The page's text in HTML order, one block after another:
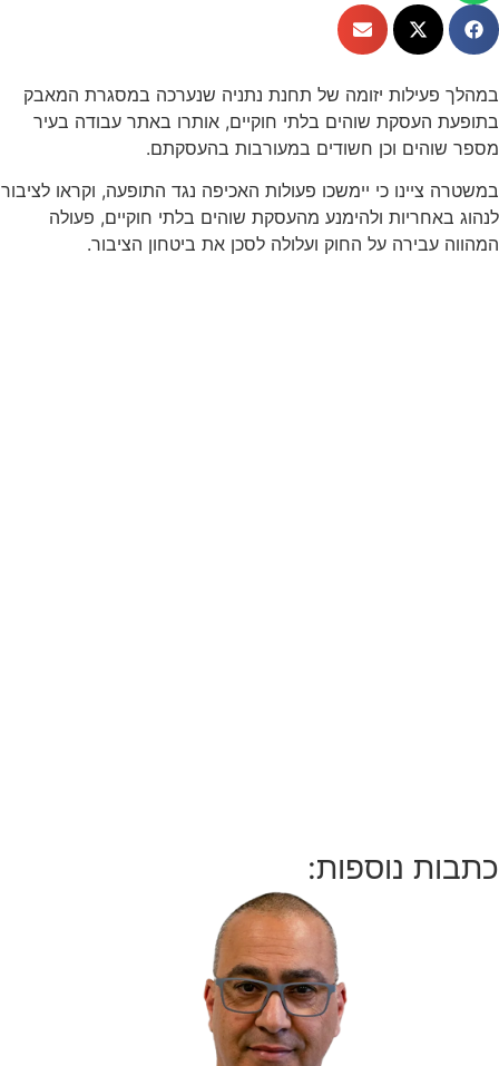
במהלך פעילות יזומה של תחנת נתניה שנערכה במסגרת המאבק
בתופעת העסקת שוהים בלתי חוקיים, אותרו באתר עבודה בעיר
מספר שוהים וכן חשודים במעורבות בהעסקתם.
במשטרה ציינו כי יימשכו פעולות האכיפה נגד התופעה, וקראו לציבור
לנהוג באחריות ולהימנע מהעסקת שוהים בלתי חוקיים, פעולה
המהווה עבירה על החוק ועלולה לסכן את ביטחון הציבור.
כתבות נוספות: